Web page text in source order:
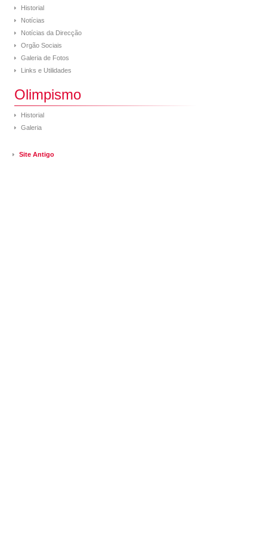
Historial
Notícias
Notícias da Direcção
Orgão Sociais
Galeria de Fotos
Links e Utilidades
Olimpismo
Historial
Galeria
Site Antigo